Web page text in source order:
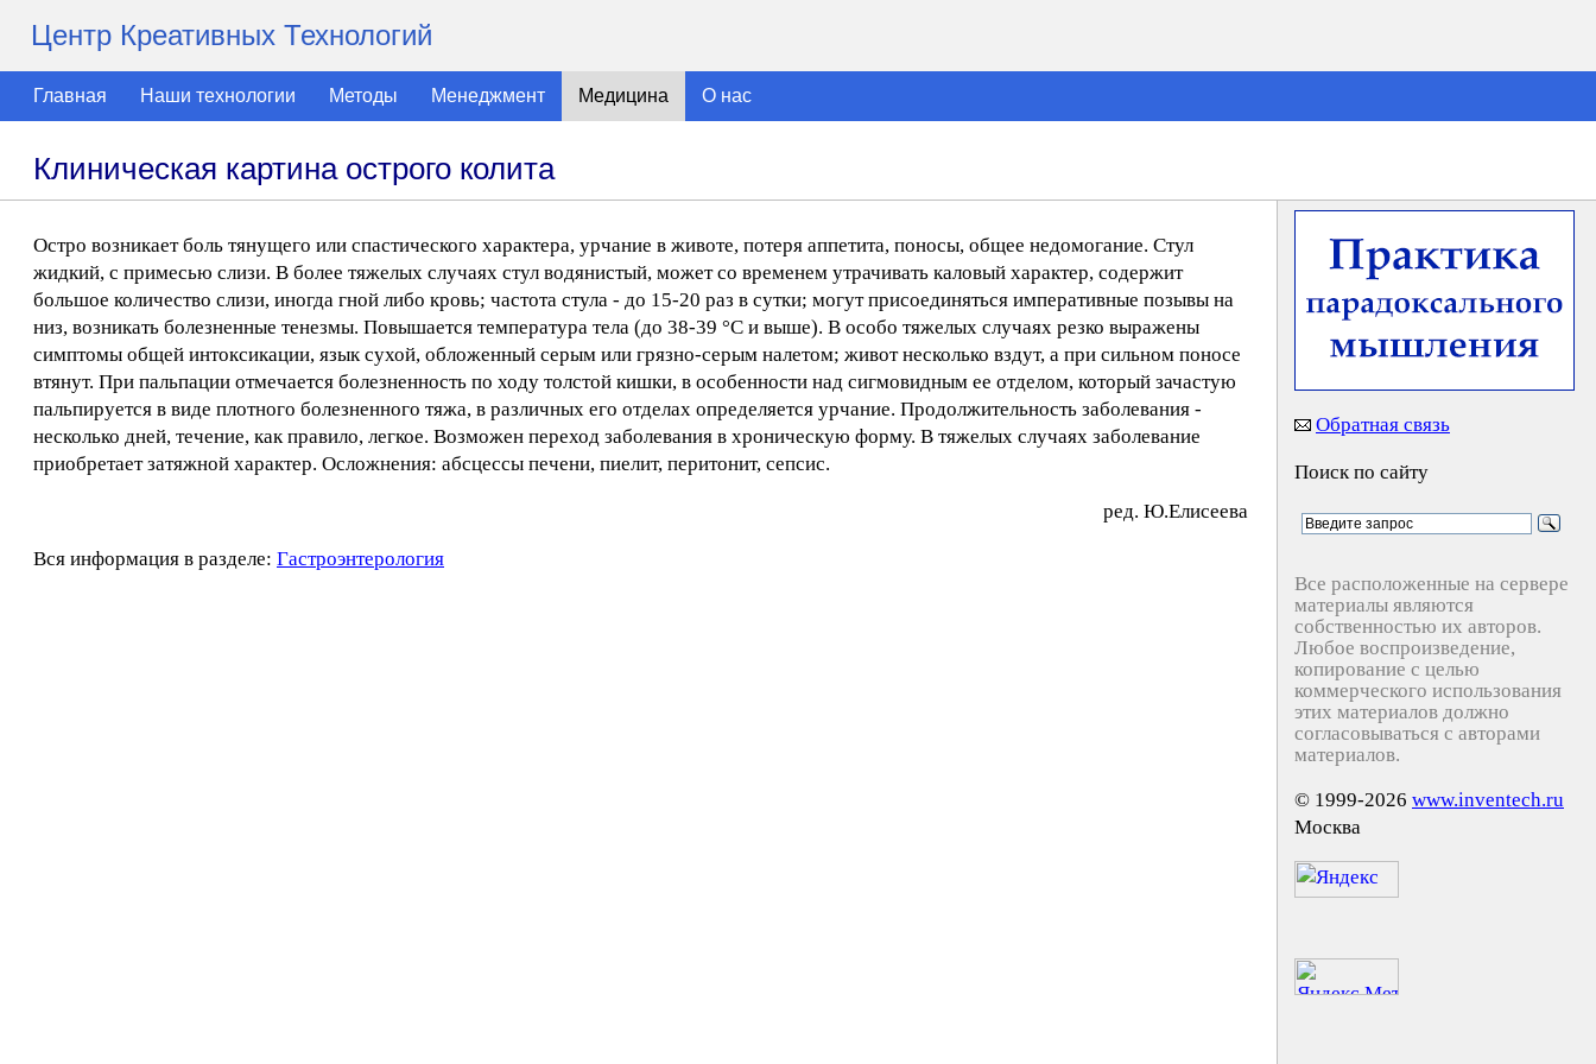
Центр Креативных Технологий
Главная Наши технологии Методы Менеджмент Медицина О нас
Клиническая картина острого колита
Остро возникает боль тянущего или спастического характера, урчание в животе, потеря аппетита, поносы, общее недомогание. Стул
жидкий, с примесью слизи. В более тяжелых случаях стул водянистый, может со временем утрачивать каловый характер, содержит
большое количество слизи, иногда гной либо кровь; частота стула - до 15-20 раз в сутки; могут присоединяться императивные позывы на
низ, возникать болезненные тенезмы. Повышается температура тела (до 38-39 °С и выше). В особо тяжелых случаях резко выражены
симптомы общей интоксикации, язык сухой, обложенный серым или грязно-серым налетом; живот несколько вздут, а при сильном поносе
втянут. При пальпации отмечается болезненность по ходу толстой кишки, в особенности над сигмовидным ее отделом, который зачастую
пальпируется в виде плотного болезненного тяжа, в различных его отделах определяется урчание. Продолжительность заболевания -
несколько дней, течение, как правило, легкое. Возможен переход заболевания в хроническую форму. В тяжелых случаях заболевание
приобретает затяжной характер. Осложнения: абсцессы печени, пиелит, перитонит, сепсис.
peд. Ю.Eлиceeвa
Вся информация в разделе: Гастроэнтерология
Обратная связь
Поиск по сайту
Все расположенные на сервере
материалы являются
собственностью их авторов.
Любое воспроизведение,
копирование с целью
коммерческого использования
этих материалов должно
согласовываться с авторами
материалов.
© 1999-2026 www.inventech.ru
Москва